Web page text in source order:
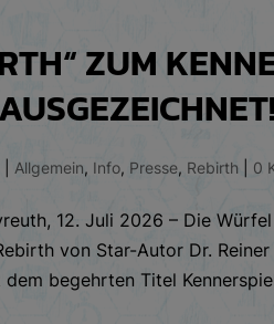
ZUM
Allgemein, Info, Presse, Rebirth 0
12. Juli 2026 – Die
von Star-Autor Dr.
dem begehrten Titel